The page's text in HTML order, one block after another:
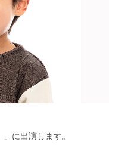
に出演します。